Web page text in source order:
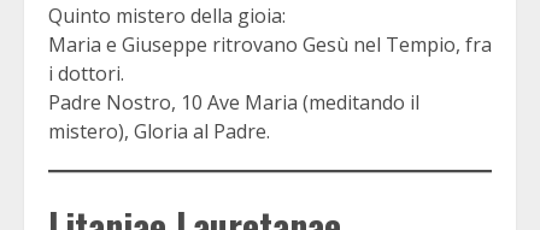
Quinto mistero della gioia:
Maria e Giuseppe ritrovano Gesù nel Tempio, fra
i dottori.
Padre Nostro, 10 Ave Maria (meditando il
mistero), Gloria al Padre.